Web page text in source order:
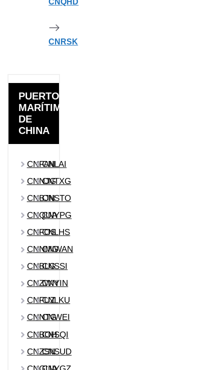
CNQHD
CNRSK
PUERTOS
MARÍTIMOS
DE
CHINA
CNFANCNLAI
CNNJGCNTXG
CNBJNCNSTO
CNQUACNYPG
CNFOSCNLHS
CNNMG
CNWAN
CNBLG
CNSSI
CNZWN
CNYIN
CNFUZCNLKU
CNNTG
CNWEI
CNBOH
CNSQI
CNZSNCNSUD